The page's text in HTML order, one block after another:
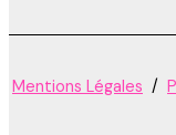
Mentions Légales /